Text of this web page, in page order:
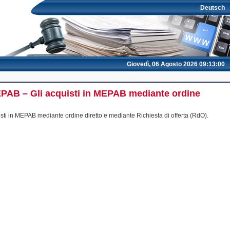
Deutsch
Giovedì, 06 Agosto 2026 09:13:00
– Gli acquisti in MEPAB mediante ordine
in MEPAB mediante ordine diretto e mediante Richiesta di offerta (RdO).